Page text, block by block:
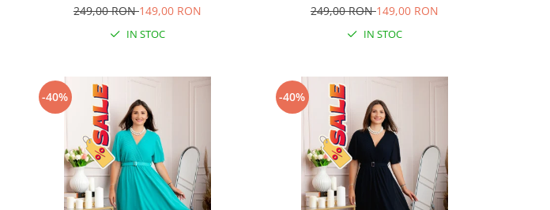
249,00 RON149,00 RON
IN STOC
249,00 RON149,00 RON
IN STOC
-40% -40%